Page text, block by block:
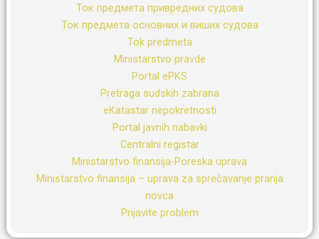
Ток предмета привредних судова
Ток предмета основних и виших судова
Tok predmeta
Ministarstvo pravde
Portal ePKS
Pretraga sudskih zabrana
eKatastar nepokretnosti
Portal javnih nabavki
Centralni registar
Ministarstvo finansija-Poreska uprava
Ministarstvo finansija – uprava za sprečavanje pranja
novca
Prijavite problem